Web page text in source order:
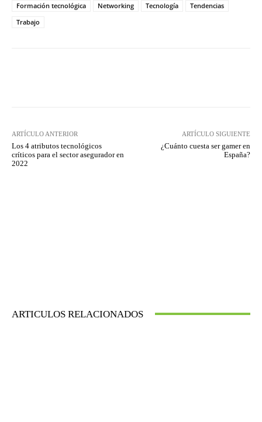
Formación tecnológica
Networking Tecnología
Tendencias
Trabajo
ARTÍCULO ANTERIOR
Los 4 atributos tecnológicos
críticos para el sector asegurador en
2022
ARTÍCULO SIGUIENTE
¿Cuánto cuesta ser gamer en
España?
ARTICULOS RELACIONADOS